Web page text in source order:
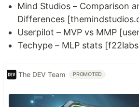
Mind Studios – Comparison
Differences
Userpilot – MVP vs MMP
Techype – MLP stats
The DEV Team PROMOTED